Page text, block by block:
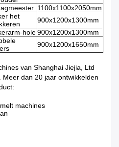
1100x1100x2050mm
het
900x1200x1300mm
hole900x1200x1300mm
900x1200x1650mm
van Shanghai Jiejia, Ltd
dan 20 jaar ontwikkelden
machines